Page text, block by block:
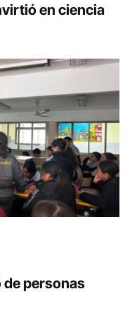
en ciencia
de personas